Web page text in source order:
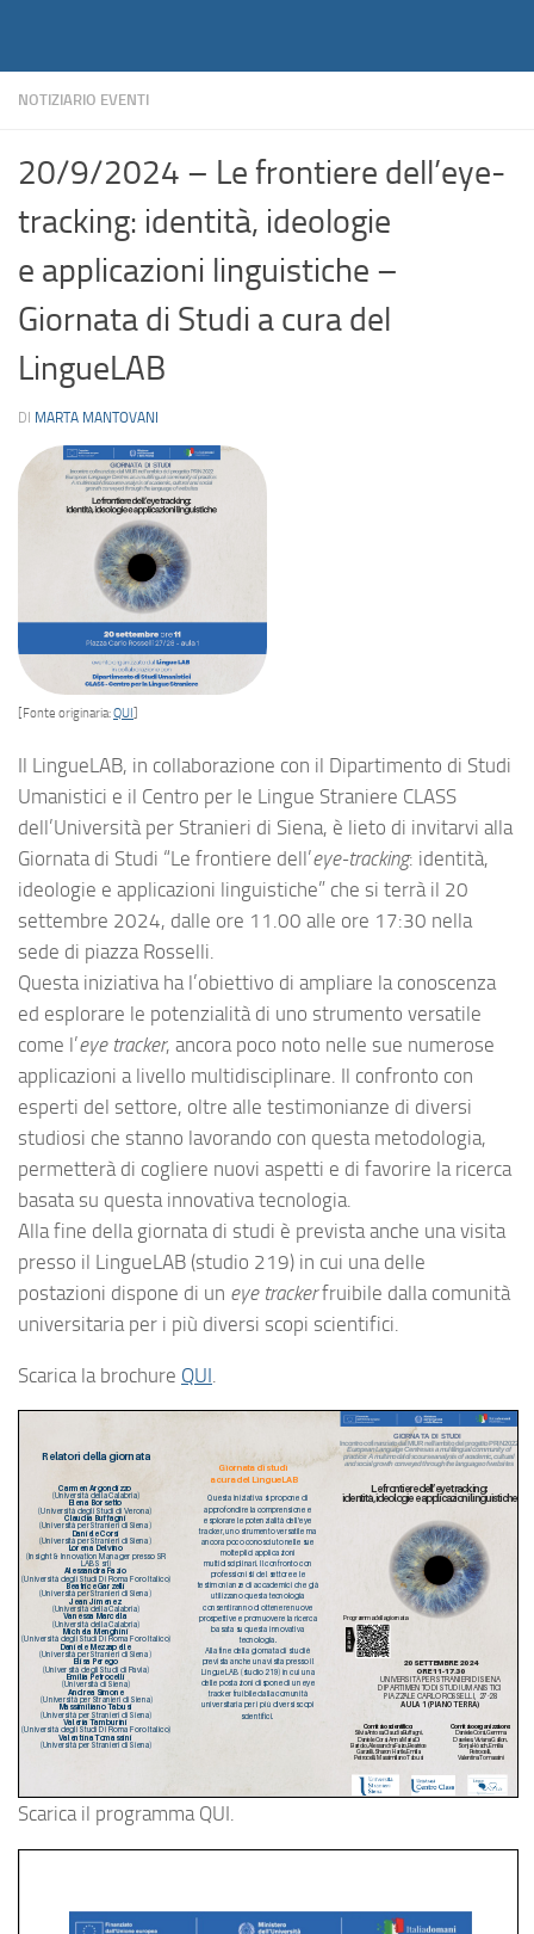
NOTIZIARIO EVENTI
20/9/2024 – Le frontiere dell’eye-
tracking: identità, ideologie
e applicazioni linguistiche –
Giornata di Studi a cura del
LingueLAB
DI MARTA MANTOVANI
[Fonte originaria:QUI
Il LingueLAB, in collaborazione con il Dipartimento di Studi
Umanistici e il Centro per le Lingue Straniere CLASS
dell’Università per Stranieri di Siena, è lieto di invitarvi alla
Giornata di Studi “Le frontiere dell’eye-tracking: identità,
ideologie e applicazioni linguistiche” che si terrà il 20
settembre 2024, dalle ore 11.00 alle ore 17:30 nella
sede di piazza Rosselli.
Questa iniziativa ha l’obiettivo di ampliare la conoscenza
ed esplorare le potenzialità di uno strumento versatile
come l’eye tracker, ancora poco noto nelle sue numerose
applicazioni a livello multidisciplinare. Il confronto con
esperti del settore, oltre alle testimonianze di diversi
studiosi che stanno lavorando con questa metodologia,
permetterà di cogliere nuovi aspetti e di favorire la ricerca
basata su questa innovativa tecnologia.
Alla fine della giornata di studi è prevista anche una visita
presso il LingueLAB (studio 219) in cui una delle
postazioni dispone di un eye trackerfruibile dalla comunità
universitaria per i più diversi scopi scientifici.
Scarica la brochure QUI
Scarica il programma QUI.